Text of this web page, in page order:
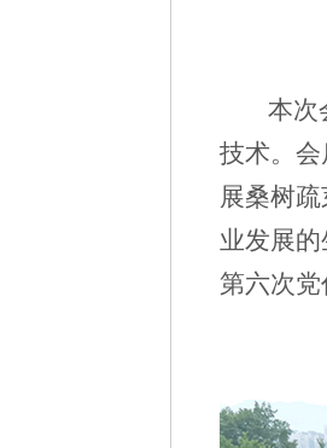
本次会
技术。
展桑树
业发展
第六次党